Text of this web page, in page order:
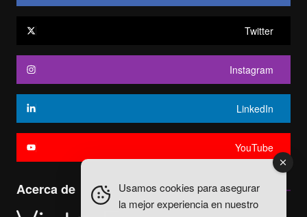
Twitter
Instagram
LinkedIn
YouTube
Acerca de
Usamos cookies para asegurar
la mejor experiencia en nuestro